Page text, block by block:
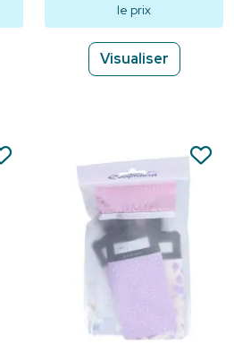
le prix
Visualiser